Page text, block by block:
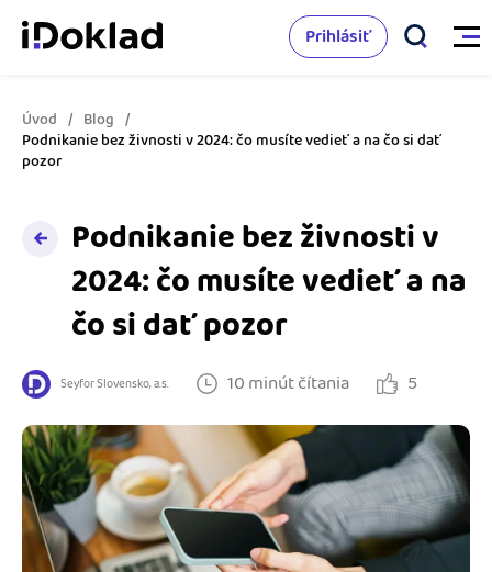
Vlastnosti
Správa kontaktov
Sledovanie cashflow
Prepojenie na ďalšie systémy
Spriatelení účtovníci
Katalóg doplnkov
Vzdelanie
Nápoveda
Ako začať s podnikaním
Ako sa vyznať vo fakturácii
Blog
Podnikateľský servis
Vyskúšať zadarmo
Prihlásiť
Úvod
Blog
Podnikanie bez živnosti v 2024: čo musíte vedieť a na čo si dať
pozor
Podnikanie bez živnosti v
2024: čo musíte vedieť a na
čo si dať pozor
Seyfor Slovensko, a.s. 10 minút čítania 5